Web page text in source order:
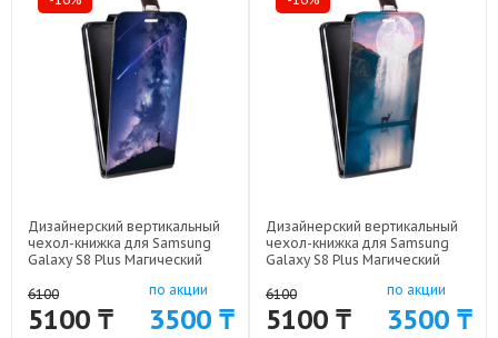
Дизайнерский вертикальный
чехол-книжка для Samsung
Galaxy S8 Plus Магический
6100
5100 ₸
по акции
3500 ₸
Дизайнерский вертикальный
чехол-книжка для Samsung
Galaxy S8 Plus Магический
6100
5100 ₸
по акции
3500 ₸